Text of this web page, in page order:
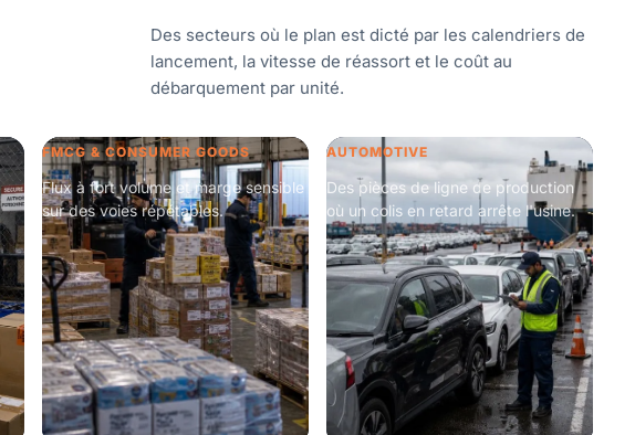
Des secteurs où le plan est dicté par les calendriers de
lancement, la vitesse de réassort et le coût au
débarquement par unité.
FMCG & CONSUMER GOODS
Flux à fort volume et marge sensible
sur des voies répétables.
AUTOMOTIVE
Des pièces de ligne de production
où un colis en retard arrête l'usine.